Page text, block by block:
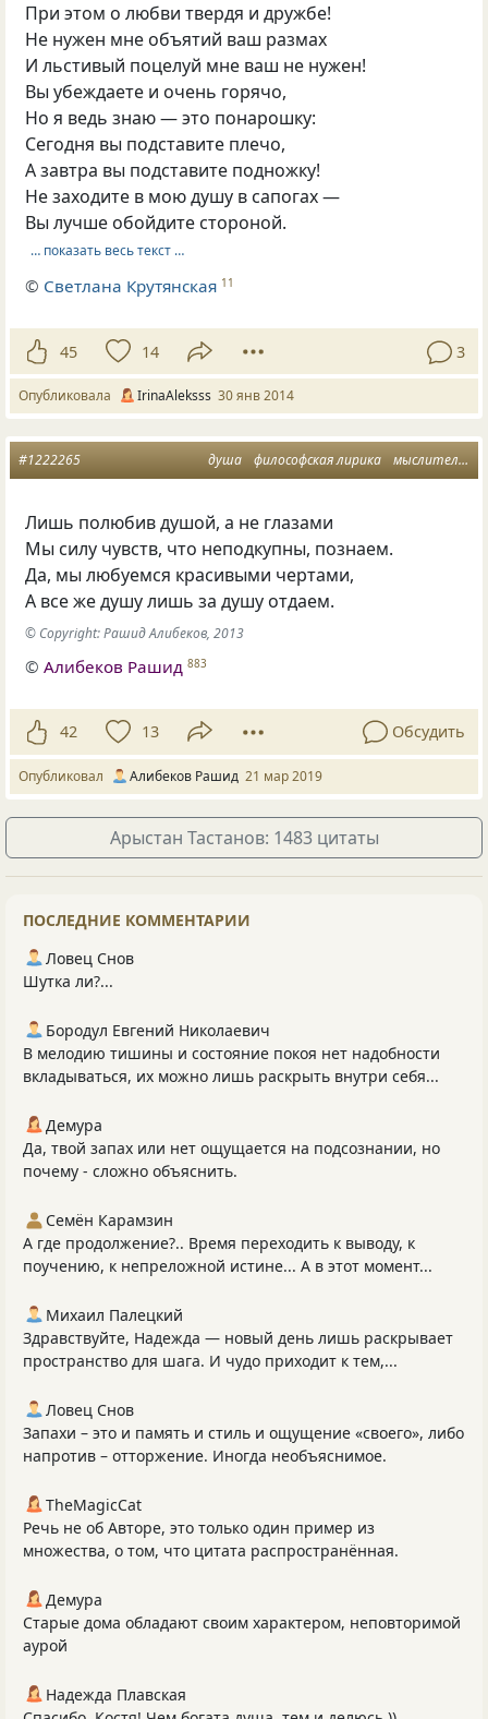
При этом о любви твердя и дружбе!
Не нужен мне объятий ваш размах
И льстивый поцелуй мне ваш не нужен!
Вы убеждаете и очень горячо,
Но я ведь знаю — это понарошку:
Сегодня вы подставите плечо,
А завтра вы подставите подножку!
Не заходите в мою душу в сапогах —
Вы лучше обойдите стороной.
… показать весь текст …
© Светлана Крутянская 11
45 14 3
Опубликовала IrinaAleksss 30 янв 2014
душа философская лирика мыслитель месяца
#1222265
Лишь полюбив душой, а не глазами
Мы силу чувств, что неподкупны, познаем.
Да, мы любуемся красивыми чертами,
А все же душу лишь за душу отдаем.
© Copyright: Рашид Алибеков, 2013
©Алибеков Рашид 883
42 13 Обсудить
Опубликовал Алибеков Рашид 21 мар 2019
Арыстан Тастанов: 1483 цитаты
ПОСЛЕДНИЕ КОММЕНТАРИИ
Ловец Снов
Шутка ли?...
Бородул Евгений Николаевич
В мелодию тишины и состояние покоя нет надобности
вкладываться, их можно лишь раскрыть внутри себя...
Демура
Да, твой запах или нет ощущается на подсознании, но
почему - сложно объяснить.
Семён Карамзин
А где продолжение?.. Время переходить к выводу, к
поучению, к непреложной истине... А в этот момент...
Михаил Палецкий
Здравствуйте, Надежда — новый день лишь раскрывает
пространство для шага. И чудо приходит к тем,...
Ловец Снов
Запахи – это и память и стиль и ощущение «своего», либо
напротив – отторжение. Иногда необъяснимое.
TheMagicCat
Речь не об Авторе, это только один пример из
множества, о том, что цитата распространённая.
Демура
Старые дома обладают своим характером, неповторимой
аурой
Надежда Плавская